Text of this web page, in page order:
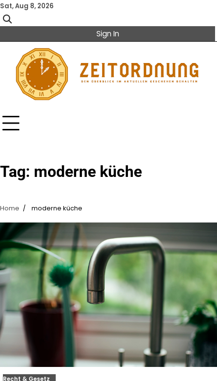
Skip
to
content
Sat, Aug 8, 2026
Sign In
Tag: moderne küche
Home moderne küche
Recht & Gesetz